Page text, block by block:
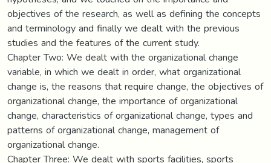
objectives of the research, as well as defining the concepts
and terminology and finally we dealt with the previous
studies and the features of the current study.
Chapter Two: We dealt with the organizational change
variable, in which we dealt in order, what organizational
change is, the reasons that require change, the objectives of
organizational change, the importance of organizational
change, characteristics of organizational change, types and
patterns of organizational change, management of
organizational change.
Chapter Three: We dealt with sports facilities, sports